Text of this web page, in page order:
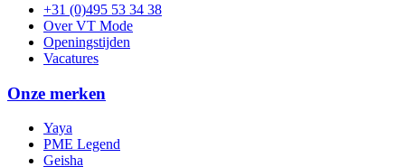
+31 (0)495 53 34 38
Over VT Mode
Openingstijden
Vacatures
Onze merken
Yaya
PME Legend
Geisha